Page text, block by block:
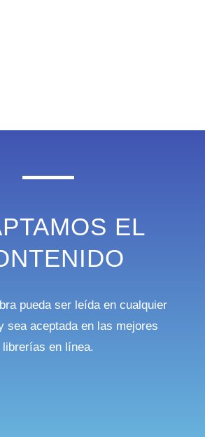
EL
pueda ser leída en cualquier
sea aceptada en las mejores
librerías en línea.